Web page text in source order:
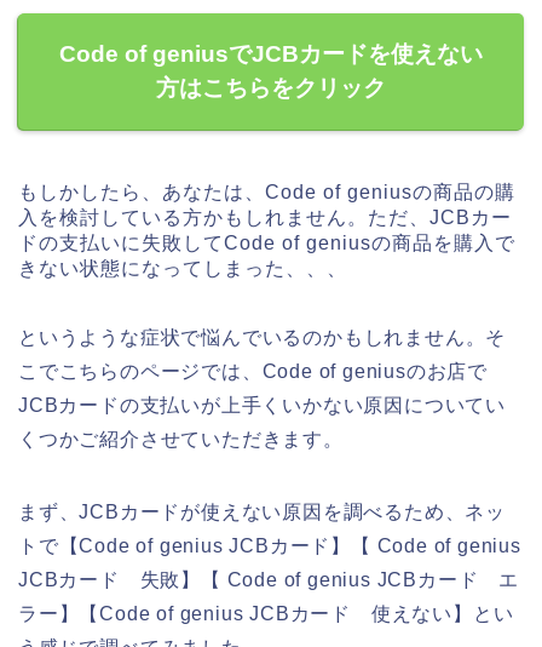
Code of geniusでJCBカードを使えない
方はこちらをクリック
もしかしたら、あなたは、Code of geniusの商品の購
入を検討している方かもしれません。ただ、JCBカー
ドの支払いに失敗してCode of geniusの商品を購入で
きない状態になってしまった、、、
というような症状で悩んでいるのかもしれません。そ
こでこちらのページでは、Code of geniusのお店で
JCBカードの支払いが上手くいかない原因についてい
くつかご紹介させていただきます。
まず、JCBカードが使えない原因を調べるため、ネッ
トで【Code of genius JCBカード】【 Code of genius
JCBカード 失敗】【 Code of genius JCBカード エ
ラー】【Code of genius JCBカード 使えない】とい